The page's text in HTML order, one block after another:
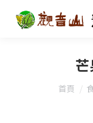
您在這
首頁